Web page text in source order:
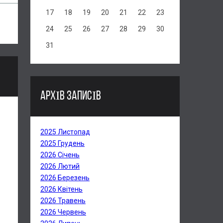
17 18 19 20 21 22 23
24 25 26 27 28 29 30
31
АРХІВ ЗАПИСІВ
2025 Листопад
2025 Грудень
2026 Січень
2026 Лютий
2026 Березень
2026 Квітень
2026 Травень
2026 Червень